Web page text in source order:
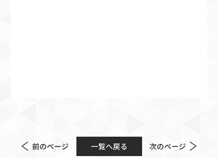
前のページ 一覧へ戻る 次のページ